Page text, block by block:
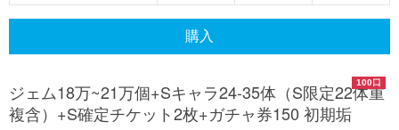
購入
100口
ジェム18万~21万個+Sキャラ24-35体（S限定22体重
複含）+S確定チケット2枚+ガチャ券150 初期垢